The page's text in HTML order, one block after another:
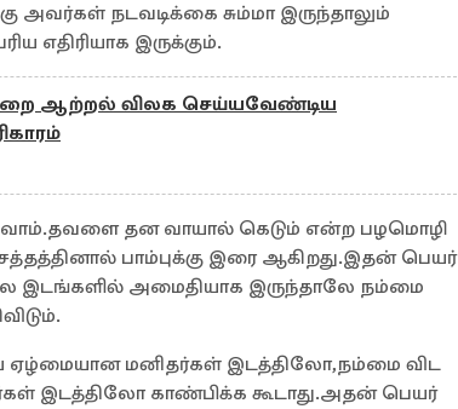
அவர்கள் நடவடிக்கை சும்மா இருந்தாலும்
எதிரியாக இருக்கும்.
ஆற்றல் விலக செய்யவேண்டிய
தன வாயால் கெடும் என்ற பழமொழி
பாம்புக்கு இரை ஆகிறது.இதன் பெயர்
இடங்களில் அமைதியாக இருந்தாலே நம்மை
ஏழ்மையான மனிதர்கள் இடத்திலோ,நம்மை விட
இடத்திலோ காண்பிக்க கூடாது.அதன் பெயர்